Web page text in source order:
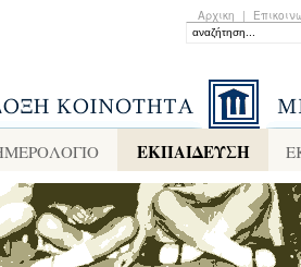
Αρχικη |
ΕΚΠΑΙΔΕΥΣΗ